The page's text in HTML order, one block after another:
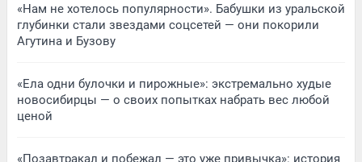
«Нам не хотелось популярности». Бабушки из уральской
глубинки стали звездами соцсетей — они покорили
Агутина и Бузову
«Ела одни булочки и пирожные»: экстремально худые
новосибирцы — о своих попытках набрать вес любой
ценой
«Позавтракал и побежал — это уже привычка»: история